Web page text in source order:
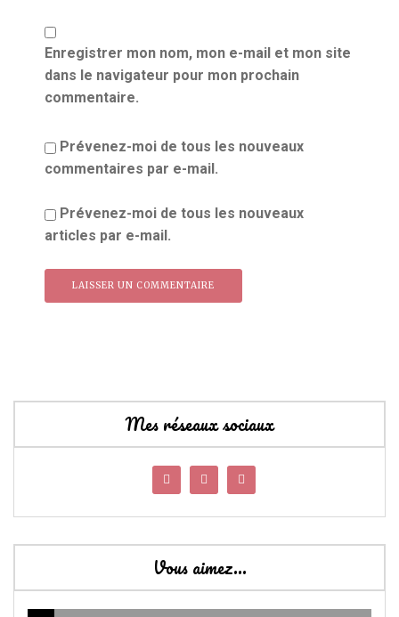
Enregistrer mon nom, mon e-mail et mon site
dans le navigateur pour mon prochain
commentaire.
Prévenez-moi de tous les nouveaux
commentaires par e-mail.
Prévenez-moi de tous les nouveaux
articles par e-mail.
Mes réseaux sociaux
Vous aimez…